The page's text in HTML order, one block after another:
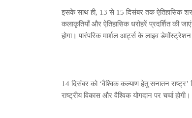
इसके साथ ही, 13 से 15 दिसंबर तक ऐतिहासिक
कलाकृतियाँ और ऐतिहासिक धरोहरें प्रदर्शित की
होगा। पारंपरिक मार्शल आर्ट्स के लाइव
14 दिसंबर को ‘वैश्विक कल्याण हेतु सनातन
राष्ट्रीय विकास और वैश्विक योगदान पर चर्चा